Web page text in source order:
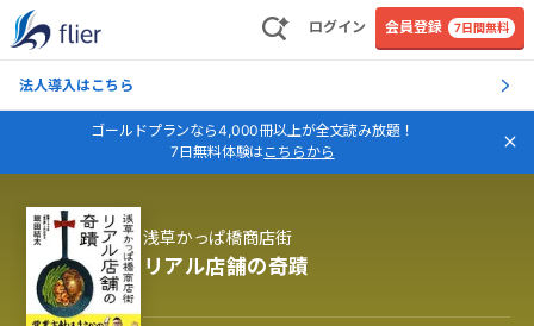
ログイン 会員登録 7日間無料
法人導入はこちら
ゴールドプランなら4,000冊以上が全文読み放題！
7日無料体験はこちらから
浅草かっぱ橋商店街
リアル店舗の奇蹟